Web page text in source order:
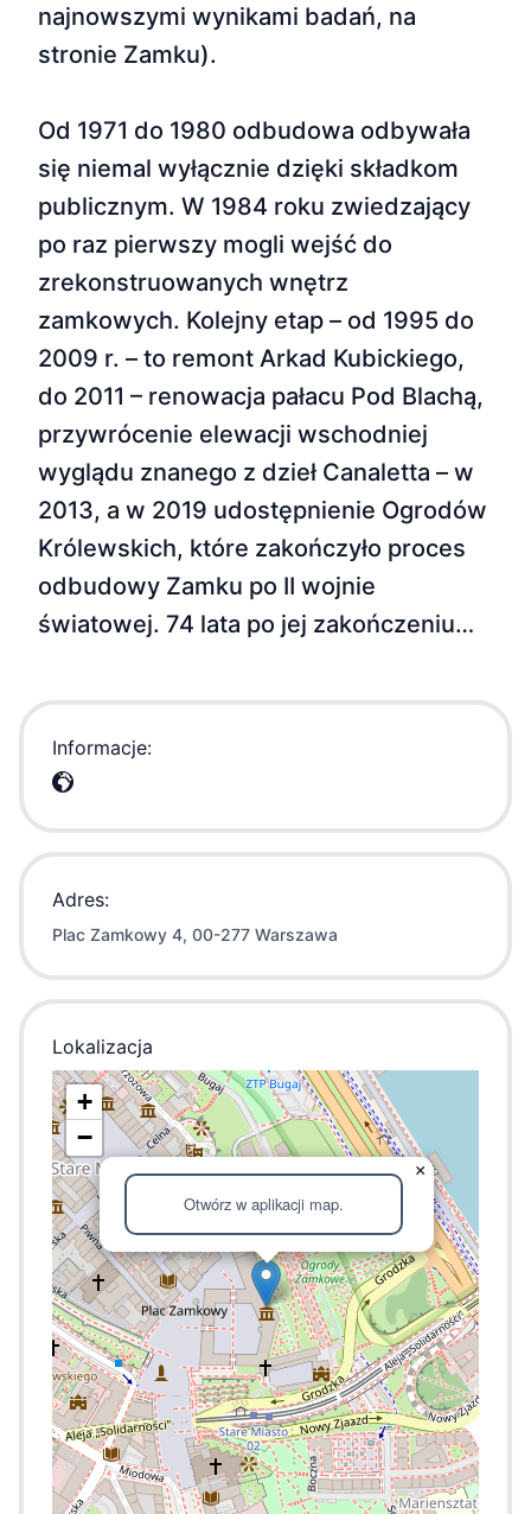
najnowszymi wynikami badań, na
stronie Zamku).
Od 1971 do 1980 odbudowa odbywała
się niemal wyłącznie dzięki składkom
publicznym. W 1984 roku zwiedzający
po raz pierwszy mogli wejść do
zrekonstruowanych wnętrz
zamkowych. Kolejny etap – od 1995 do
2009 r. – to remont Arkad Kubickiego,
do 2011 – renowacja pałacu Pod Blachą,
przywrócenie elewacji wschodniej
wyglądu znanego z dzieł Canaletta – w
2013, a w 2019 udostępnienie Ogrodów
Królewskich, które zakończyło proces
odbudowy Zamku po II wojnie
światowej. 74 lata po jej zakończeniu…
Informacje:
Adres:
Plac Zamkowy 4, 00-277 Warszawa
Lokalizacja
Otwórz w aplikacji map.
×
+
−